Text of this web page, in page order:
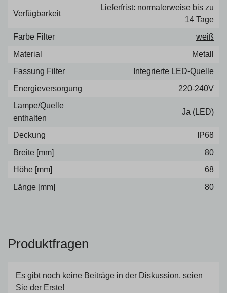
Verfügbarkeit
Lieferfrist: normalerweise bis zu
14 Tage
Farbe Filter
weiß
Material
Metall
Fassung Filter
Integrierte LED-Quelle
Energieversorgung
220-240V
Lampe/Quelle
enthalten
Ja (LED)
Deckung
IP68
Breite [mm]
80
Höhe [mm]
68
Länge [mm]
80
Produktfragen
Es gibt noch keine Beiträge in der Diskussion, seien
Sie der Erste!